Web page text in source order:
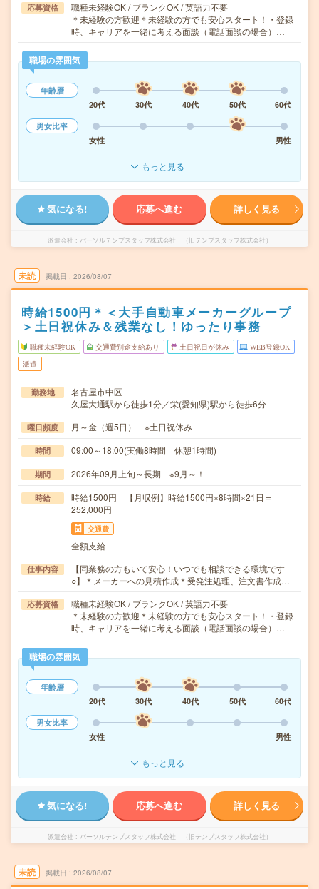
応募資格
職種未経験OK / ブランクOK / 英語力不要
＊未経験の方歓迎＊未経験の方でも安心スタート！・登録
時、キャリアを一緒に考える面談（電話面談の場合）…
職場の雰囲気
年齢層
20代
30代 40代 50代
60代
男女比率
女性
男性
もっと見る
気になる! 応募へ進む 詳しく見る
派遣会社 パーソルテンプスタッフ株式会社 （旧テンプスタッフ株式会社）
未読 掲載日 2026/08/07
時給1500円＊＜大手自動車メーカーグループ
＞土日祝休み＆残業なし！ゆったり事務
職種未経験OK 交通費別途支給あり 土日祝日が休み WEB登録OK
派遣
勤務地
名古屋市中区
久屋大通駅から徒歩1分／栄(愛知県)駅から徒歩6分
曜日頻度 月～金（週5日） ※土日祝休み
時間 09:00～18:00(実働8時間 休憩1時間)
期間 2026年09月上旬～長期 ※9月～！
時給
時給1500円 【月収例】時給1500円×8時間×21日＝
252,000円
交通費
全額支給
仕事内容
【同業務の方もいて安心！いつでも相談できる環境です
○】＊メーカーへの見積作成＊受発注処理、注文書作成…
応募資格
職種未経験OK / ブランクOK / 英語力不要
＊未経験の方歓迎＊未経験の方でも安心スタート！・登録
時、キャリアを一緒に考える面談（電話面談の場合）…
職場の雰囲気
年齢層
20代
30代 40代 50代
60代
男女比率
女性
男性
もっと見る
気になる! 応募へ進む 詳しく見る
派遣会社 パーソルテンプスタッフ株式会社 （旧テンプスタッフ株式会社）
未読 掲載日 2026/08/07